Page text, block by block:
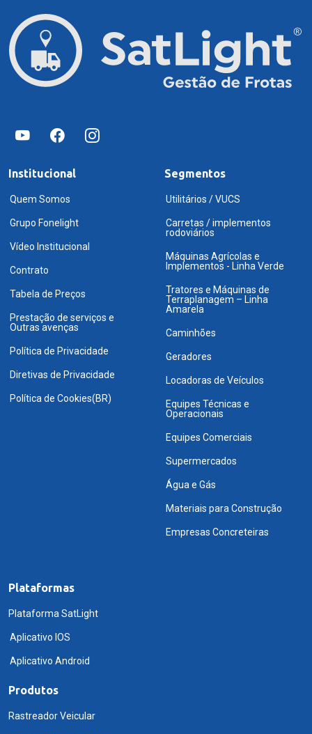
Institucional
Quem Somos
Grupo Fonelight
Vídeo Institucional
Contrato
Tabela de Preços
Prestação de serviços e
Outras avenças
Política de Privacidade
Diretivas de Privacidade
Política de Cookies(BR)
Segmentos
Utilitários / VUCS
Carretas / implementos
rodoviários
Máquinas Agrícolas e
Implementos - Linha Verde
Tratores e Máquinas de
Terraplanagem – Linha
Amarela
Caminhões
Geradores
Locadoras de Veículos
Equipes Técnicas e
Operacionais
Equipes Comerciais
Supermercados
Água e Gás
Materiais para Construção
Empresas Concreteiras
Plataformas
Plataforma SatLight
Aplicativo IOS
Aplicativo Android
Produtos
Rastreador Veicular